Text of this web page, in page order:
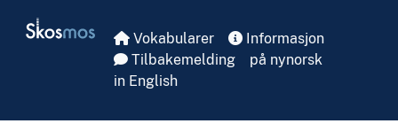
Skosmos Vokabularer
Informasjon
Tilbakemelding
på nynorsk
in English